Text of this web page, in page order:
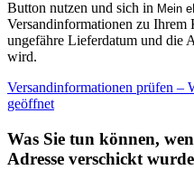
Button nutzen und sich in Mein
Versandinformationen zu Ihrem
ungefähre Lieferdatum und die
wird.
Versandinformationen prüfen –
geöffnet
Was Sie tun können,
Adresse verschickt wurde